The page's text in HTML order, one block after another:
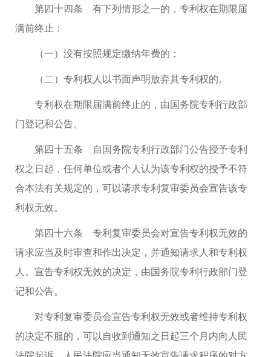
第四十四条 有下列情形之一的，专利权在期限届
满前终止：
（一）没有按照规定缴纳年费的；
（二）专利权人以书面声明放弃其专利权的。
专利权在期限届满前终止的，由国务院专利行政部
门登记和公告。
第四十五条 自国务院专利行政部门公告授予专利
权之日起，任何单位或者个人认为该专利权的授予不符
合本法有关规定的，可以请求专利复审委员会宣告该专
利权无效。
第四十六条 专利复审委员会对宣告专利权无效的
请求应当及时审查和作出决定，并通知请求人和专利权
人。宣告专利权无效的决定，由国务院专利行政部门登
记和公告。
对专利复审委员会宣告专利权无效或者维持专利权
的决定不服的，可以自收到通知之日起三个月内向人民